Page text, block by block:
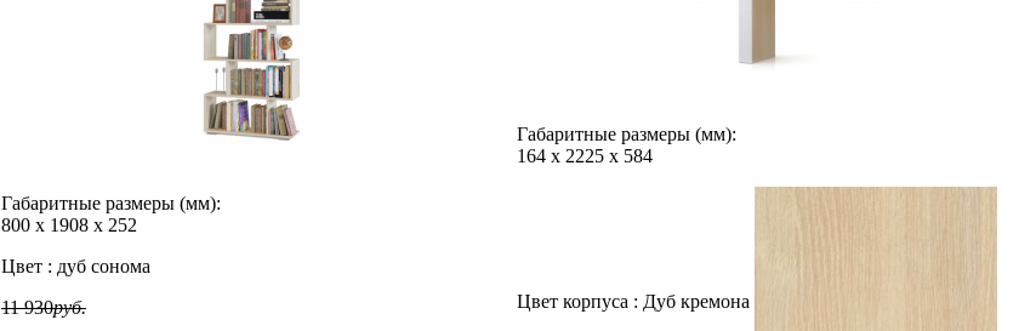
Габаритные размеры (мм):
800 х 1908 х 252
Цвет : дуб сонома
11 930руб.
Габаритные размеры (мм):
164х 2225х 584
Цвет корпуса : Дуб кремона